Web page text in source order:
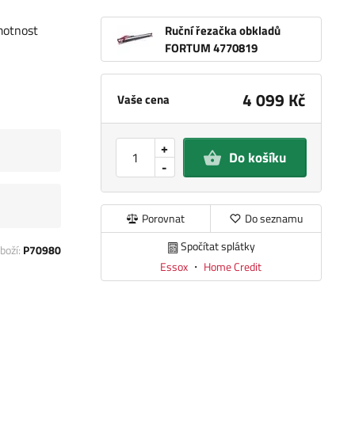
Ruční řezačka obkladů
FORTUM 4770819
Vaše cena 4 099 Kč
-
+ Do košíku
Porovnat
Do seznamu
Spočítat splátky
Essox ・ Home Credit
P70980